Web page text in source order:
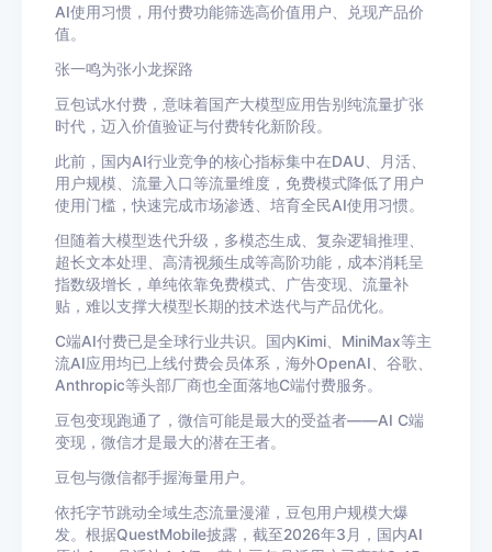
AI使用习惯，用付费功能筛选高价值用户、兑现产品价
值。
张一鸣为张小龙探路
豆包试水付费，意味着国产大模型应用告别纯流量扩张
时代，迈入价值验证与付费转化新阶段。
此前，国内AI行业竞争的核心指标集中在DAU、月活、
用户规模、流量入口等流量维度，免费模式降低了用户
使用门槛，快速完成市场渗透、培育全民AI使用习惯。
但随着大模型迭代升级，多模态生成、复杂逻辑推理、
超长文本处理、高清视频生成等高阶功能，成本消耗呈
指数级增长，单纯依靠免费模式、广告变现、流量补
贴，难以支撑大模型长期的技术迭代与产品优化。
C端AI付费已是全球行业共识。国内Kimi、MiniMax等主
流AI应用均已上线付费会员体系，海外OpenAI、谷歌、
Anthropic等头部厂商也全面落地C端付费服务。
豆包变现跑通了，微信可能是最大的受益者——AI C端
变现，微信才是最大的潜在王者。
豆包与微信都手握海量用户。
依托字节跳动全域生态流量漫灌，豆包用户规模大爆
发。根据QuestMobile披露，截至2026年3月，国内AI